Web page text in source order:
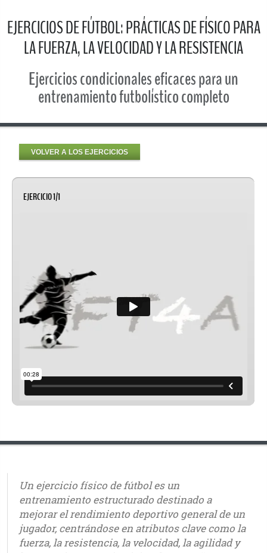
EJERCICIOS DE FÚTBOL: PRÁCTICAS DE FÍSICO PARA
LA FUERZA, LA VELOCIDAD Y LA RESISTENCIA
Ejercicios condicionales eficaces para un
entrenamiento futbolístico completo
VOLVER A LOS EJERCICIOS
EJERCICIO 1/1
Un ejercicio físico de fútbol es un
entrenamiento estructurado destinado a
mejorar el rendimiento deportivo general de un
jugador, centrándose en atributos clave como la
fuerza, la resistencia, la velocidad, la agilidad y